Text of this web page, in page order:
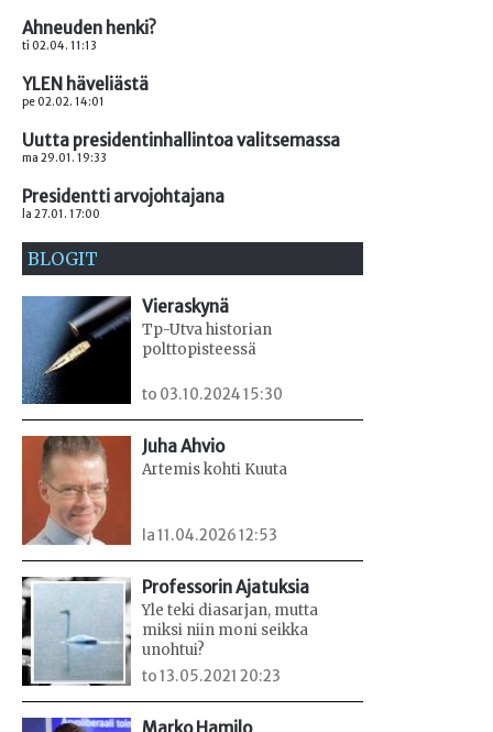
Ahneuden henki?
ti 02.04. 11:13
YLEN häveliästä
pe 02.02. 14:01
Uutta presidentinhallintoa valitsemassa
ma 29.01. 19:33
Presidentti arvojohtajana
la 27.01. 17:00
BLOGIT
Vieraskynä
Tp-Utva historian
polttopisteessä
to 03.10.2024 15:30
Juha Ahvio
Artemis kohti Kuuta
la 11.04.2026 12:53
Professorin Ajatuksia
Yle teki diasarjan, mutta
miksi niin moni seikka
unohtui?
to 13.05.2021 20:23